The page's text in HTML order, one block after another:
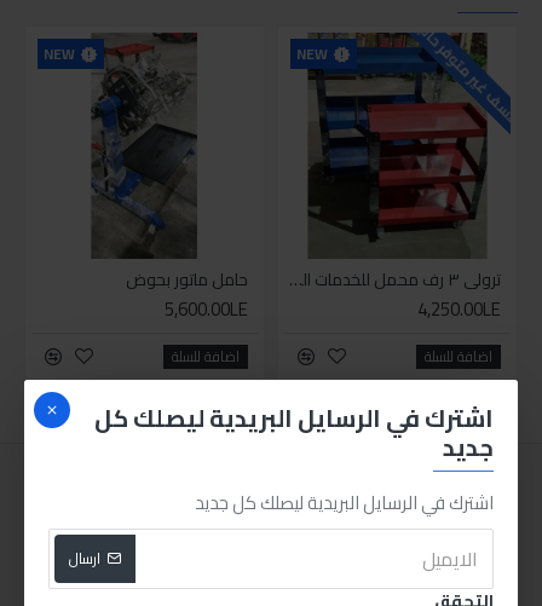
اشترك في الرسايل البريدية ليصلك كل
جديد
اشترك في الرسايل البريدية ليصلك كل جديد
ارسال
NEW للاسف غير متوفر حاليا
ترولي ٣ رف محمل للخدمات الشاقه مقاس كبير
4,250.00LE
اضافة للسلة
NEW
حامل ماتور بحوض
5,600.00LE
اضافة للسلة